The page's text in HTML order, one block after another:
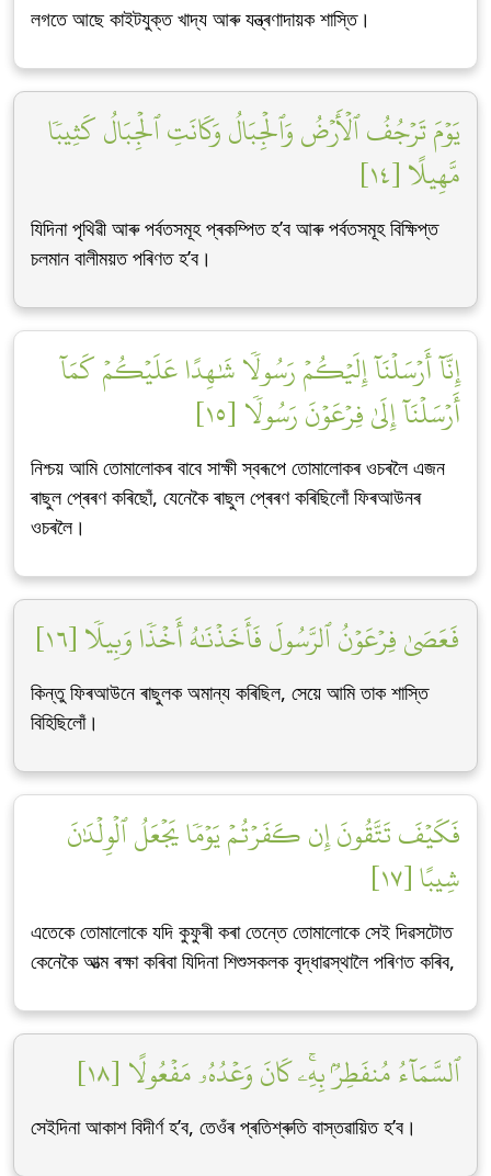
লগতে আছে কাইটযুক্ত খাদ্য আৰু যন্ত্ৰণাদায়ক শাস্তি।
يَوۡمَ تَرۡجُفُ ٱلۡأَرۡضُ وَٱلۡجِبَالُ وَكَانَتِ ٱلۡجِبَالُ كَثِيبٗا
مَّهِيلًا [١٤]
যিদিনা পৃথিৱী আৰু পৰ্বতসমূহ প্ৰকম্পিত হ’ব আৰু পৰ্বতসমূহ বিক্ষিপ্ত
চলমান বালীময়ত পৰিণত হ’ব।
إِنَّآ أَرۡسَلۡنَآ إِلَيۡكُمۡ رَسُولٗا شَٰهِدًا عَلَيۡكُمۡ كَمَآ
أَرۡسَلۡنَآ إِلَىٰ فِرۡعَوۡنَ رَسُولٗا [١٥]
নিশ্চয় আমি তোমালোকৰ বাবে সাক্ষী স্বৰূপে তোমালোকৰ ওচৰলৈ এজন
ৰাছুল প্ৰেৰণ কৰিছোঁ, যেনেকৈ ৰাছুল প্ৰেৰণ কৰিছিলোঁ ফিৰআউনৰ
ওচৰলৈ।
فَعَصَىٰ فِرۡعَوۡنُ ٱلرَّسُولَ فَأَخَذۡنَٰهُ أَخۡذٗا وَبِيلٗا [١٦]
কিন্তু ফিৰআউনে ৰাছুলক অমান্য কৰিছিল, সেয়ে আমি তাক শাস্তি
বিহিছিলোঁ।
فَكَيۡفَ تَتَّقُونَ إِن كَفَرۡتُمۡ يَوۡمٗا يَجۡعَلُ ٱلۡوِلۡدَٰنَ
شِيبًا [١٧]
এতেকে তোমালোকে যদি কুফুৰী কৰা তেন্তে তোমালোকে সেই দিৱসটোত
কেনেকৈ আত্ম ৰক্ষা কৰিবা যিদিনা শিশুসকলক বৃদ্ধাৱস্থালৈ পৰিণত কৰিব,
ٱلسَّمَآءُ مُنفَطِرُۢ بِهِۦۚ كَانَ وَعۡدُهُۥ مَفۡعُولًا [١٨]
সেইদিনা আকাশ বিদীৰ্ণ হ’ব, তেওঁৰ প্ৰতিশ্ৰুতি বাস্তৱায়িত হ’ব।